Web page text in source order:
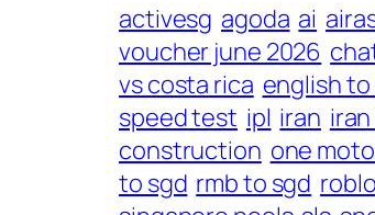
activesg agoda ai
voucher june 2026
vs costa rica english
speed test ipl iran
construction one
to sgd rmb to sgd